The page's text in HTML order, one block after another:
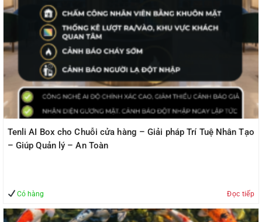
Tenli AI Box cho Chuỗi cửa hàng – Giải pháp Trí Tuệ Nhân Tạo
– Giúp Quản lý – An Toàn
Có hàng Đọc tiếp